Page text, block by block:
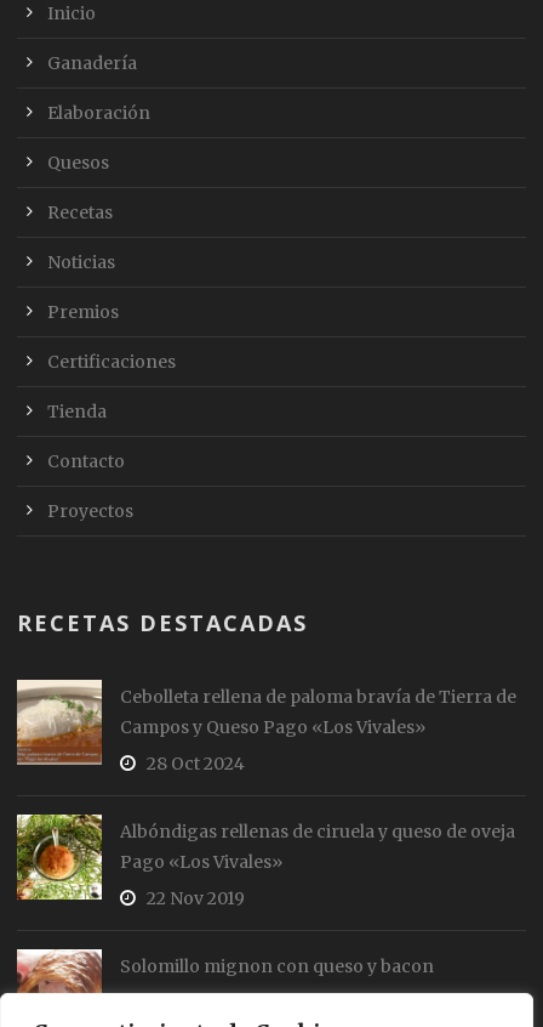
Inicio
Ganadería
Elaboración
Quesos
Recetas
Noticias
Premios
Certificaciones
Tienda
Contacto
Proyectos
RECETAS DESTACADAS
Cebolleta rellena de paloma bravía de Tierra de
Campos y Queso Pago «Los Vivales»
28 Oct 2024
Albóndigas rellenas de ciruela y queso de oveja
Pago «Los Vivales»
22 Nov 2019
Solomillo mignon con queso y bacon